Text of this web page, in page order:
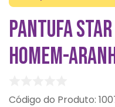
PANTUFA
HOMEM-
: